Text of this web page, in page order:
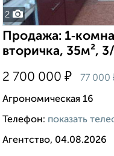
2
Продажа:
вторичка, 35м²,
2 700 000 ₽ 77 000
Агрономическая 16
Телефон: показать
Агентство, 04.08.2026